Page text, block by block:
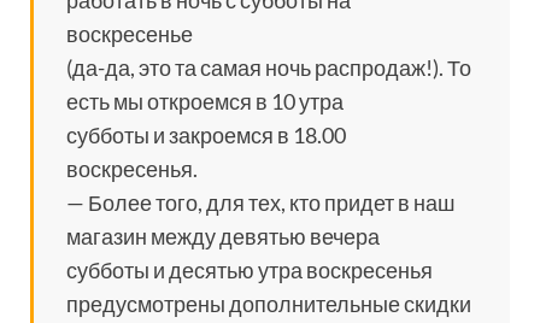
воскресенье
(да-да, это та самая ночь распродаж!). То
есть мы откроемся в 10 утра
субботы и закроемся в 18.00
воскресенья.
— Более того, для тех, кто придет в наш
магазин между девятью вечера
субботы и десятью утра воскресенья
предусмотрены дополнительные скидки